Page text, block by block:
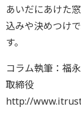
あいだにあけた
込みや決めつけ
す。
コラム執筆：福
取締役
http://